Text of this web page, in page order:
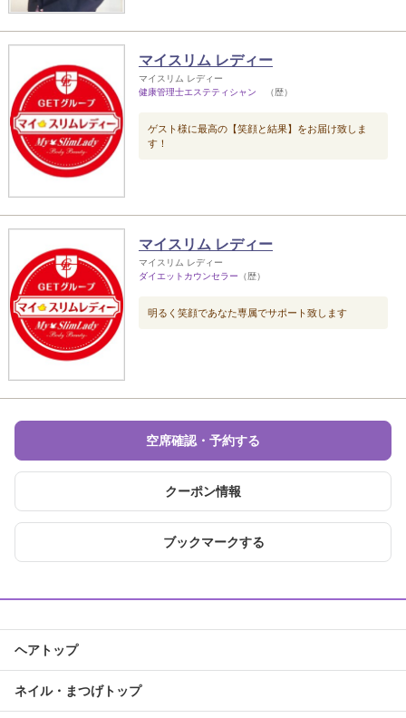
マイスリム レディー
マイスリム レディー
健康管理士エステティシャン
（歴）
ゲスト様に最高の【笑顔と結果】をお届け致しま
す！
マイスリム レディー
マイスリム レディー
ダイエットカウンセラー （歴）
明るく笑顔であなた専属でサポート致します
空席確認・予約する
クーポン情報
ブックマークする
ヘアトップ
ネイル・まつげトップ